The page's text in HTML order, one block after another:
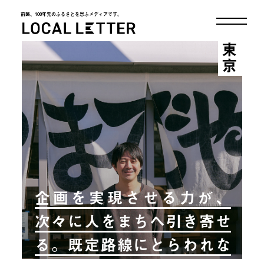
前略、100年先のふるさとを思ふメディアです。
LOCAL LETTER
企画を実現させる力が、
次々に人をまちへ引き寄せ
る。既定路線にとらわれな
東京